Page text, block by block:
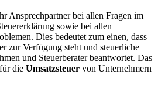
Ansprechpartner bei allen Fragen im
sowie bei allen
Dies bedeutet zum einen, dass
zur Verfügung steht und steuerliche
und Steuerberater beantwortet. Das
die Umsatzsteuer von Unternehmern